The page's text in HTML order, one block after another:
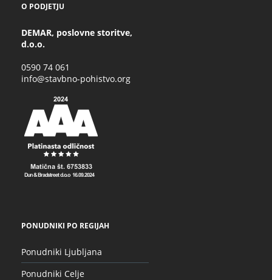
O PODJETJU
DEMAR, poslovne storitve,
d.o.o.
0590 74 061
info@stavbno-pohistvo.org
PONUDNIKI PO REGIJAH
Ponudniki Ljubljana
Ponudniki Celje